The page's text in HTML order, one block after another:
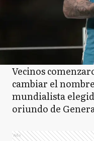
Vecinos
cambiar el
mundialista
oriundo de
Ads